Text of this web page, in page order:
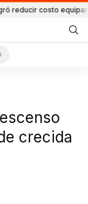
costo equipamiento
crecida